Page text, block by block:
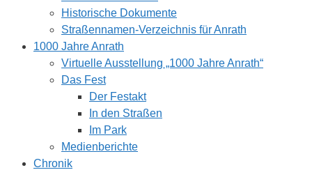
Historische Dokumente
Straßennamen-Verzeichnis für Anrath
1000 Jahre Anrath
Virtuelle Ausstellung „1000 Jahre Anrath“
Das Fest
Der Festakt
In den Straßen
Im Park
Medienberichte
Chronik